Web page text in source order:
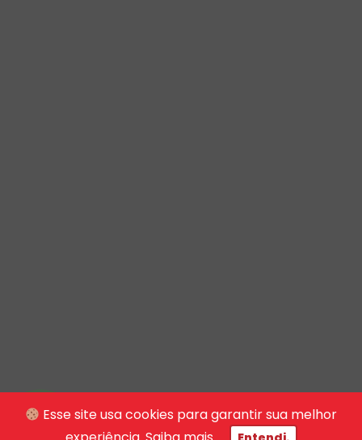
Esse site usa cookies para garantir sua melhor